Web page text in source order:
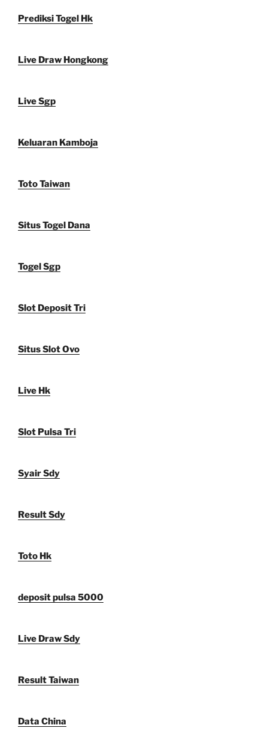
Prediksi Togel Hk
Live Draw Hongkong
Live Sgp
Keluaran Kamboja
Toto Taiwan
Situs Togel Dana
Togel Sgp
Slot Deposit Tri
Situs Slot Ovo
Live Hk
Slot Pulsa Tri
Syair Sdy
Result Sdy
Toto Hk
deposit pulsa 5000
Live Draw Sdy
Result Taiwan
Data China